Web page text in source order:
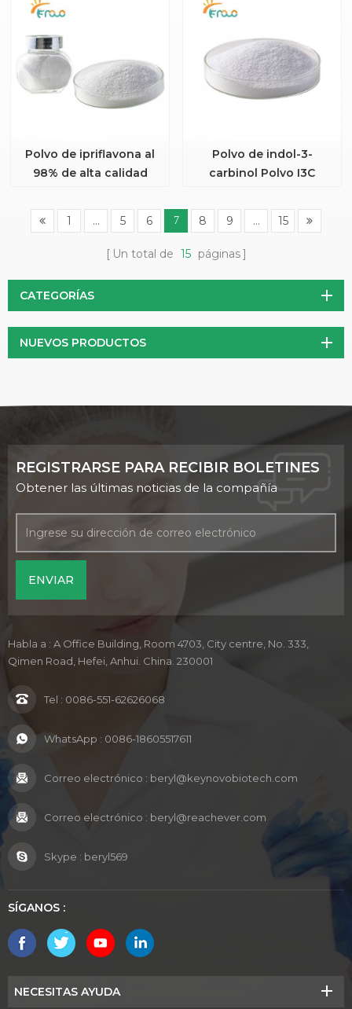
Polvo de ipriflavona al
98% de alta calidad
Polvo de indol-3-
carbinol Polvo I3C
1 ... 5 6 7 8 9 ... 15
Un total de 15 páginas
CATEGORÍAS
NUEVOS PRODUCTOS
REGISTRARSE PARA RECIBIR BOLETINES
Obtener las últimas noticias de la compañía
Habla a : A Office Building, Room 4703, City centre, No. 333,
Qimen Road, Hefei, Anhui. China. 230001
Tel : 0086-551-62626068
WhatsApp : 0086-18605517611
Correo electrónico : beryl@keynovobiotech.com
Correo electrónico : beryl@reachever.com
Skype : beryl569
SÍGANOS :
NECESITAS AYUDA